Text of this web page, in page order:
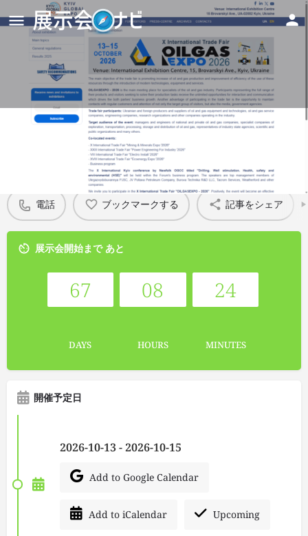
OILGASEXPO 2026
電話 ブックマークする 記事をシェア
展示会開始まで あと
67
DAYS
08
HOURS
24
MINUTES
開催予定日
2026-10-13 - 2026-10-15
Add to Google Calendar
Add to iCalendar Upcoming